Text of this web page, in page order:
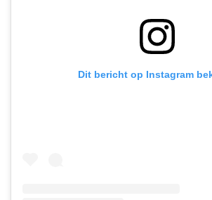
Dit bericht op Instagram